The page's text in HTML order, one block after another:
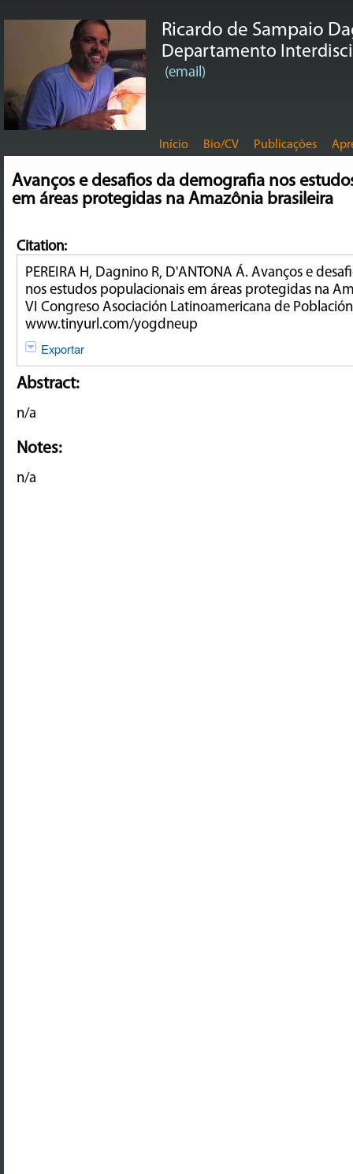
Ricardo de Sampaio
Departamento
(email)
Início Bio/CV Publicações
Avanços e desafios da demografia nos
em áreas protegidas na Amazônia brasileira
Citation:
PEREIRA H, Dagnino R, D'ANTONA Á. Avanços e
nos estudos populacionais em áreas protegidas na
VI Congreso Asociación Latinoamericana de
www.tinyurl.com/yogdneup
Exportar
Abstract:
n/a
Notes:
n/a